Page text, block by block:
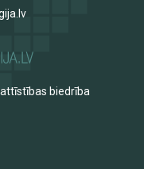
biedrība